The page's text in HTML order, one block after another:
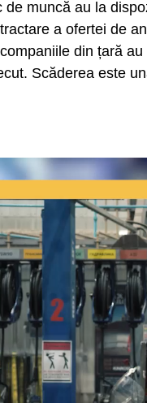
muncă au la
a ofertei de
din țară
Scăderea este